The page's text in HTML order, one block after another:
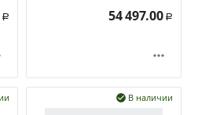
Р 54 497.00 Р

В наличии
